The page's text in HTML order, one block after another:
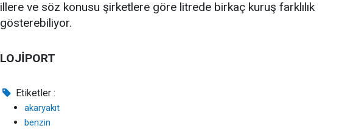
illere ve söz konusu şirketlere göre litrede birkaç kuruş farklılık
gösterebiliyor.
LOJİPORT
Etiketler :
akaryakıt
benzin